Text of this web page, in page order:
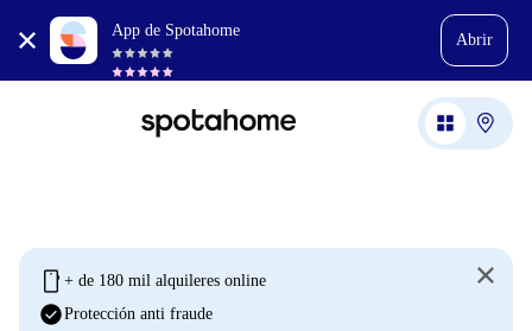
App de Spotahome
Abrir
mobile + de 180 mil alquileres online
check_circleProtección anti fraude